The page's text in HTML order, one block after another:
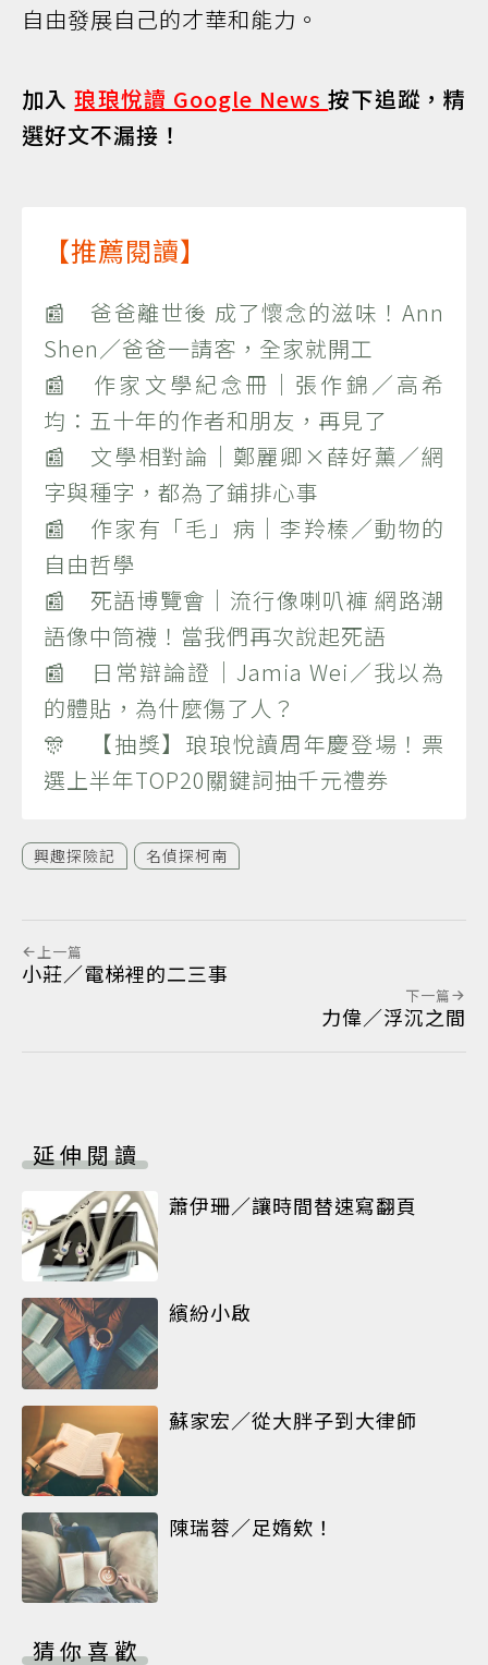
自由發展自己的才華和能力。
加入琅琅悅讀 Google News按下追蹤，精
選好文不漏接！
【推薦閱讀】
📰 爸爸離世後 成了懷念的滋味！Ann
Shen／爸爸一請客，全家就開工
📰 作家文學紀念冊｜張作錦／高希
均：五十年的作者和朋友，再見了
📰 文學相對論｜鄭麗卿×薛好薰／網
字與種字，都為了鋪排心事
📰 作家有「毛」病｜李羚榛／動物的
自由哲學
📰 死語博覽會｜流行像喇叭褲 網路潮
語像中筒襪！當我們再次說起死語
📰 日常辯論證｜Jamia Wei／我以為
的體貼，為什麼傷了人？
🎊 【抽獎】琅琅悅讀周年慶登場！票
選上半年TOP20關鍵詞抽千元禮券
興趣探險記 名偵探柯南
上一篇
小莊／電梯裡的二三事
下一篇
力偉／浮沉之間
延伸閱讀
蕭伊珊／讓時間替速寫翻頁
繽紛小啟
蘇家宏／從大胖子到大律師
陳瑞蓉／足媠欸！
猜你喜歡